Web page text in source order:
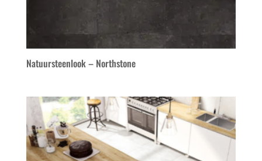
Natuursteenlook – Northstone